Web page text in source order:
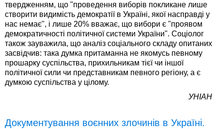
твердженням, що "проведення виборів покликане лише
створити видимість демократії в Україні, якої насправді у
нас немає", і лише 20% вважає, що вибори є "проявом
демократичності політичної системи України". Соціолог
також зауважила, що аналіз соціального складу опитаних
засвідчив: така думка притаманна не якомусь певному
прошарку суспільства, прихильникам тієї чи іншої
політичної сили чи представникам певного регіону, а є
думкою суспільства у цілому.
УНІАН
Документування воєнних злочинів в Україні.